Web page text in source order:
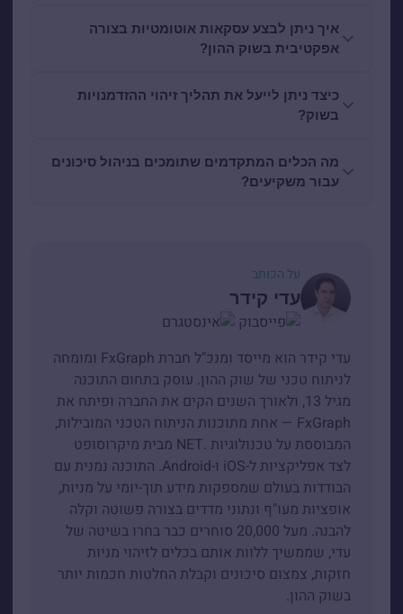
איך ניתן לבצע עסקאות אוטומטיות בצורה
אפקטיבית בשוק ההון?
כיצד ניתן לייעל את תהליך זיהוי ההזדמנויות
בשוק?
מה הכלים המתקדמים שתומכים בניהול סיכונים
עבור משקיעים?
על הכותב
עדי קידר
עדי קידר הוא מייסד ומנכ"ל חברת FxGraph ומומחה
לניתוח טכני של שוק ההון. עוסק בתחום התוכנה
מגיל 13, ולאורך השנים הקים את החברה ופיתח את
FxGraph — אחת מתוכנות הניתוח הטכני המובילות,
המבוססת על טכנולוגיות .NET מבית מיקרוסופט
לצד אפליקציות ל-iOS ו-Android. התוכנה נמנית עם
הבודדות בעולם שמספקות מידע תוך-יומי על מניות,
אופציות מעו"ף ונתוני מדדים בצורה פשוטה וקלה
להבנה. מעל 20,000 סוחרים כבר בחרו בשיטה של
עדי, שממשיך ללוות אותם בכלים לזיהוי מניות
חזקות, צמצום סיכונים וקבלת החלטות חכמות יותר
בשוק ההון.